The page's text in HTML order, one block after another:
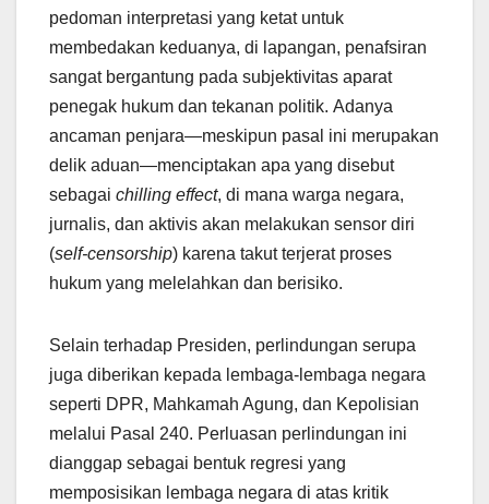
pedoman interpretasi yang ketat untuk
membedakan keduanya, di lapangan, penafsiran
sangat bergantung pada subjektivitas aparat
penegak hukum dan tekanan politik. Adanya
ancaman penjara—meskipun pasal ini merupakan
delik aduan—menciptakan apa yang disebut
sebagai chilling effect, di mana warga negara,
jurnalis, dan aktivis akan melakukan sensor diri
(self-censorship) karena takut terjerat proses
hukum yang melelahkan dan berisiko.
Selain terhadap Presiden, perlindungan serupa
juga diberikan kepada lembaga-lembaga negara
seperti DPR, Mahkamah Agung, dan Kepolisian
melalui Pasal 240. Perluasan perlindungan ini
dianggap sebagai bentuk regresi yang
memposisikan lembaga negara di atas kritik